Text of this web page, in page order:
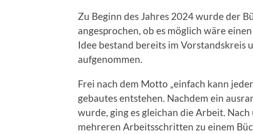
Zu Beginn des Jahres 2024 wurde der
angesprochen, ob es möglich wäre
Idee bestand bereits im Vorstandskreis
aufgenommen.
Frei nach dem Motto „einfach kann
gebautes entstehen. Nachdem ein
wurde, ging es gleichan die Arbeit.
mehreren Arbeitsschritten zu einem